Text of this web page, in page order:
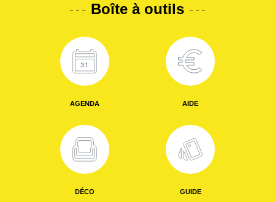
Boîte à outils
AGENDA AIDE
DÉCO GUIDE